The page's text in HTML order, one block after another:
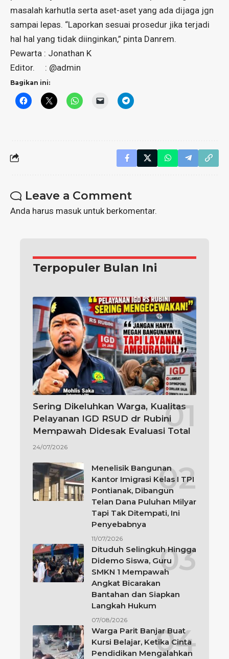
masalah karhutla serta aset-aset yang ada dijaga jgn
sampai lepas. “Laporkan sesuai prosedur jika terjadi
hal hal yang tidak diinginkan,” pinta Danrem.
Pewarta : Jonathan K
Editor. : @admin
Bagikan ini:
Leave a Comment
Anda harus masukuntuk berkomentar.
Terpopuler Bulan Ini
Sering Dikeluhkan Warga, Kualitas
Pelayanan IGD RSUD dr Rubini
Mempawah Didesak Evaluasi Total
24/07/2026
Menelisik Bangunan
Kantor Imigrasi Kelas I TPI
Pontianak, Dibangun
Telan Dana Puluhan Milyar
Tapi Tak Ditempati, Ini
Penyebabnya
11/07/2026
Dituduh Selingkuh Hingga
Didemo Siswa, Guru
SMKN 1 Mempawah
Angkat Bicarakan
Bantahan dan Siapkan
Langkah Hukum
07/08/2026
Warga Parit Banjar Buat
Kursi Belajar, Ketika Cinta
Pendidikan Mengalahkan